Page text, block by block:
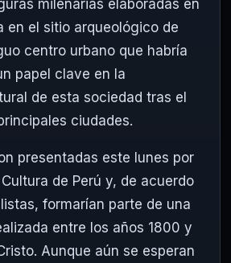
milenarias elaboradas en
en el sitio arqueológico de
centro urbano que habría
papel clave en la
de esta sociedad tras el
ciudades.
presentadas este lunes por
de Perú y, de acuerdo
formarían parte de una
entre los años 1800 y
Aunque aún se esperan